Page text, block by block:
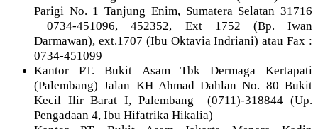
Parigi No. 1 Tanjung Enim, Sumatera Selatan 31716
0734-451096, 452352, Ext 1752 (Bp. Iwan
Darmawan), ext.1707 (Ibu Oktavia Indriani) atau Fax :
0734-451099
Kantor PT. Bukit Asam Tbk Dermaga Kertapati
(Palembang) Jalan KH Ahmad Dahlan No. 80 Bukit
Kecil Ilir Barat I, Palembang (0711)-318844 (Up.
Pengadaan 4, Ibu Hifatrika Hikalia)